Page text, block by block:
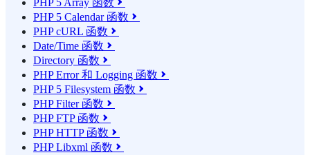
PHP 5 Array 函数
PHP 5 Calendar 函数 
PHP cURL 函数 
Date/Time 函数 
Directory 函数 
PHP Error 和 Logging 函数 
PHP 5 Filesystem 函数 
PHP Filter 函数 
PHP FTP 函数 
PHP HTTP 函数 
PHP Libxml 函数 